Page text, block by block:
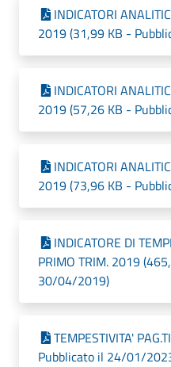
INDICATORI
2019 (31,99 KB -
INDICATORI
2019 (57,26 KB -
INDICATORI
2019 (73,96 KB -
INDICATORE DI
PRIMO TRIM. 2019
30/04/2019)
TEMPESTIVITA'
Pubblicato il 24/01/